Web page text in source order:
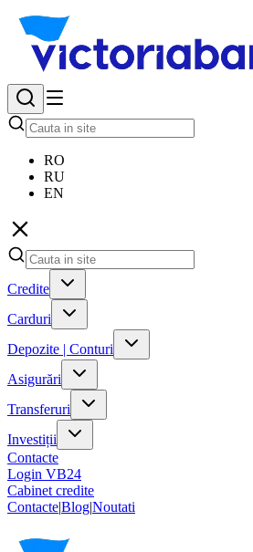
RO
RU
EN
Credite
Carduri
Depozite | Conturi
Asigurări
Transferuri
Investiții
Contacte
Login VB24
Cabinet credite
Contacte|Blog|Noutati